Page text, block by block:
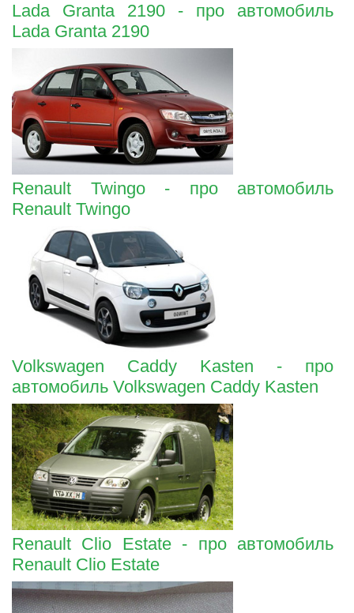
Lada Granta 2190 - про автомобиль
Lada Granta 2190
Renault Twingo - про автомобиль
Renault Twingo
Volkswagen Caddy Kasten - про
автомобиль Volkswagen Caddy Kasten
Renault Clio Estate - про автомобиль
Renault Clio Estate